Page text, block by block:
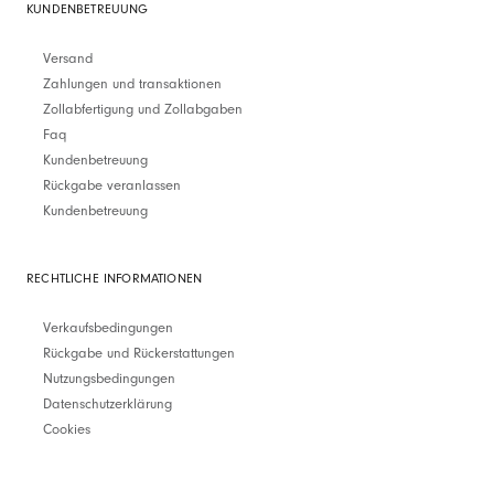
KUNDENBETREUUNG
Versand
Zahlungen und transaktionen
Zollabfertigung und Zollabgaben
Faq
Kundenbetreuung
Rückgabe veranlassen
Kundenbetreuung
RECHTLICHE INFORMATIONEN
Verkaufsbedingungen
Rückgabe und Rückerstattungen
Nutzungsbedingungen
Datenschutzerklärung
Cookies